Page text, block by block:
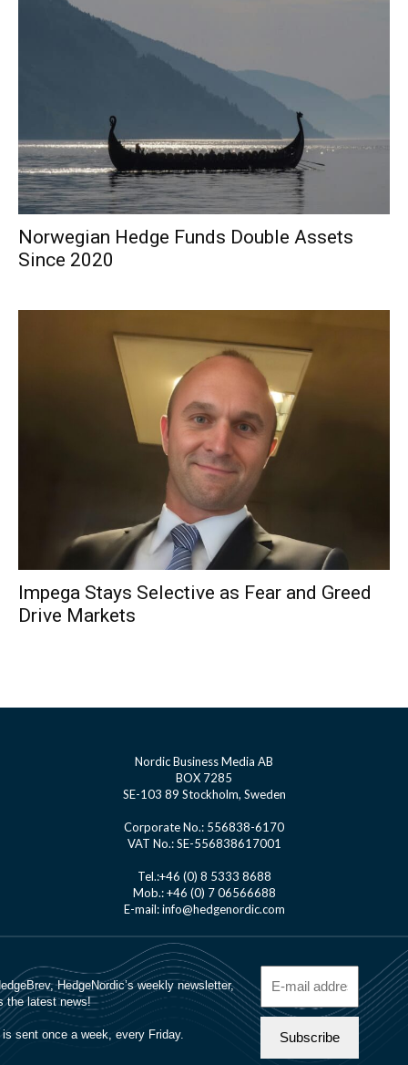
Norwegian Hedge Funds Double Assets
Since 2020
Impega Stays Selective as Fear and Greed
Drive Markets
Nordic Business Media AB
BOX 7285
SE-103 89 Stockholm, Sweden
Corporate No.: 556838-6170
VAT No.: SE-556838617001
Tel.:+46 (0) 8 5333 8688
Mob.: +46 (0) 7 06566688
E-mail: info@hedgenordic.com